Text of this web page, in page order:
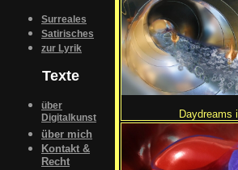
Surreales
Satirisches
zur Lyrik
Texte
über
Digitalkunst
über mich
Kontakt &
Recht
Daydreams